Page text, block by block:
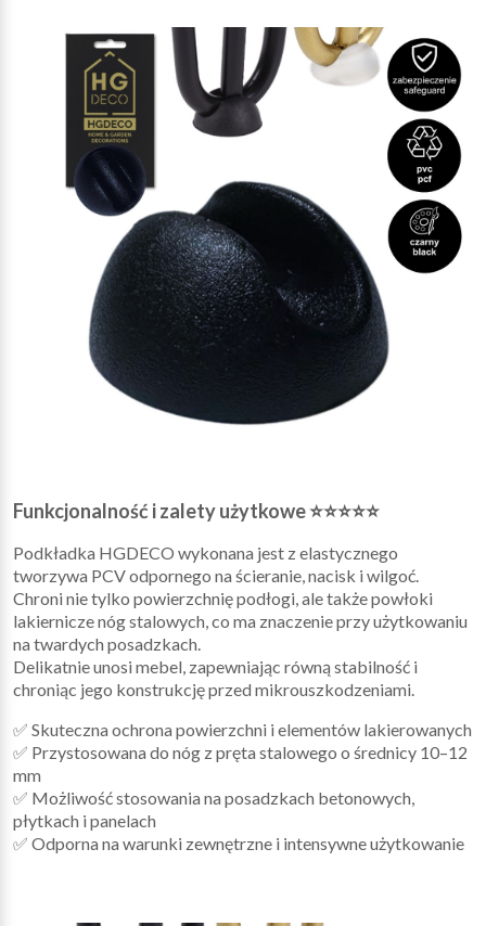
Funkcjonalność i zalety użytkowe ⭐⭐⭐⭐⭐
Podkładka HGDECO wykonana jest z elastycznego
tworzywa PCV odpornego na ścieranie, nacisk i wilgoć.
Chroni nie tylko powierzchnię podłogi, ale także powłoki
lakiernicze nóg stalowych, co ma znaczenie przy użytkowaniu
na twardych posadzkach.
Delikatnie unosi mebel, zapewniając równą stabilność i
chroniąc jego konstrukcję przed mikrouszkodzeniami.
✅ Skuteczna ochrona powierzchni i elementów lakierowanych
✅ Przystosowana do nóg z pręta stalowego o średnicy 10–12
mm
✅ Możliwość stosowania na posadzkach betonowych,
płytkach i panelach
✅ Odporna na warunki zewnętrzne i intensywne użytkowanie